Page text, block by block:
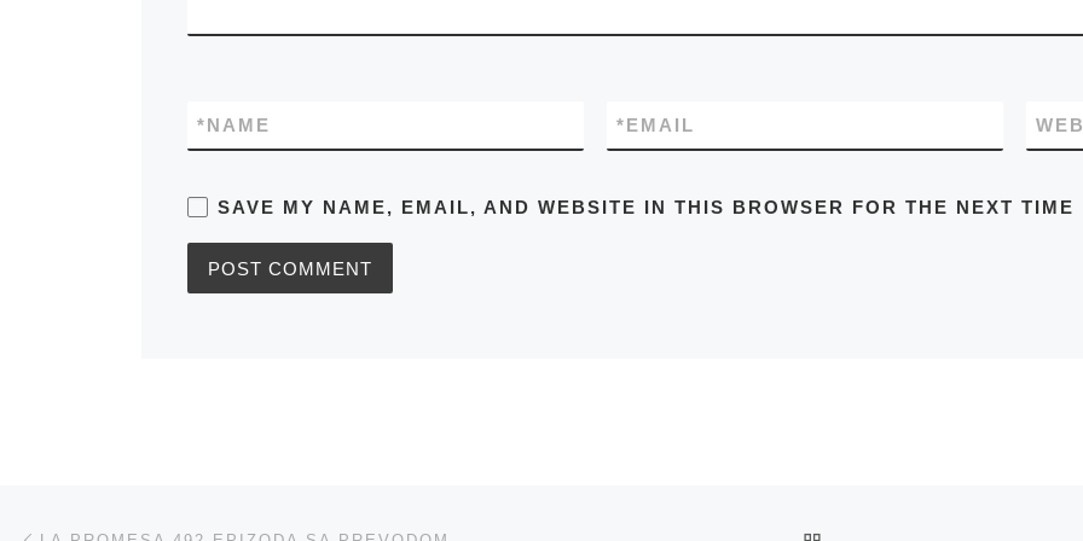
NAME
* EMAIL
*
SAVE MY NAME, EMAIL, AND WEBSITE IN THIS BROWSER FOR THE NEXT TIME
Post navigation